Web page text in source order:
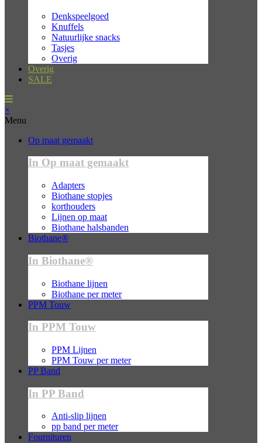
Denkspeelgoed
Knuffels
Natuurlijke snacks
Tasjes
Overig
Overig
SALE
×
Menu
Op maat gemaakt
In Op maat gemaakt
Adapters
Biothane stopjes
korthouders
Lijnen op maat
Biothane halsbanden
Biothane®
In Biothane®
Biothane lijnen
Biothane per meter
PPM Touw
In PPM Touw
PPM Lijnen
PPM Touw per meter
PP Band
In PP Band
Anti-slip lijnen
pp band per meter
Fournituren